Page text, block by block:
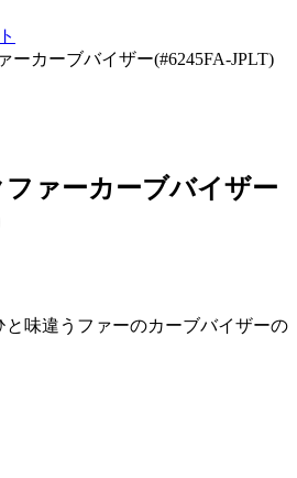
ーカーブバイザー(#6245FA-JPLT)
ァーカーブバイザー
と味違うファーのカーブバイザーの